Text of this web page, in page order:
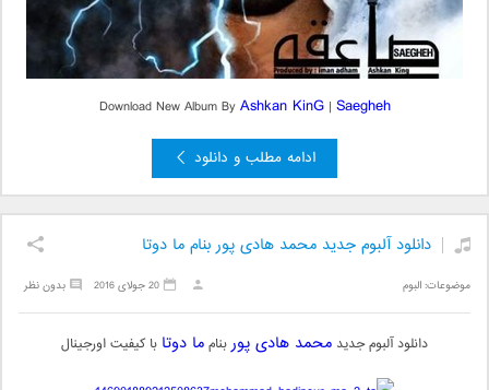
Download New Album ByAshkan KinG| Saegheh
ادامه مطلب و دانلود
دانلود آلبوم جدید محمد هادی پور بنام ما دوتا
موضوعات:البوم بدون نظر 20 جولای 2016
دانلود آلبوم جدید محمد هادی پوربنامما دوتا با کیفیت اورجینال